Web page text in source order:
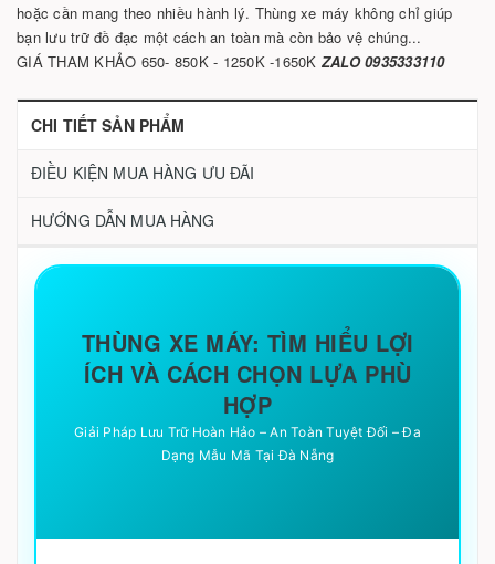
hoặc cần mang theo nhiều hành lý. Thùng xe máy không chỉ giúp
bạn lưu trữ đồ đạc một cách an toàn mà còn bảo vệ chúng...
GIÁ THAM KHẢO 650- 850K - 1250K -1650K ZALO 0935333110
CHI TIẾT SẢN PHẨM
ĐIỀU KIỆN MUA HÀNG ƯU ĐÃI
HƯỚNG DẪN MUA HÀNG
THÙNG XE MÁY: TÌM HIỂU LỢI
ÍCH VÀ CÁCH CHỌN LỰA PHÙ
HỢP
Giải Pháp Lưu Trữ Hoàn Hảo – An Toàn Tuyệt Đối – Đa
Dạng Mẫu Mã Tại Đà Nẵng